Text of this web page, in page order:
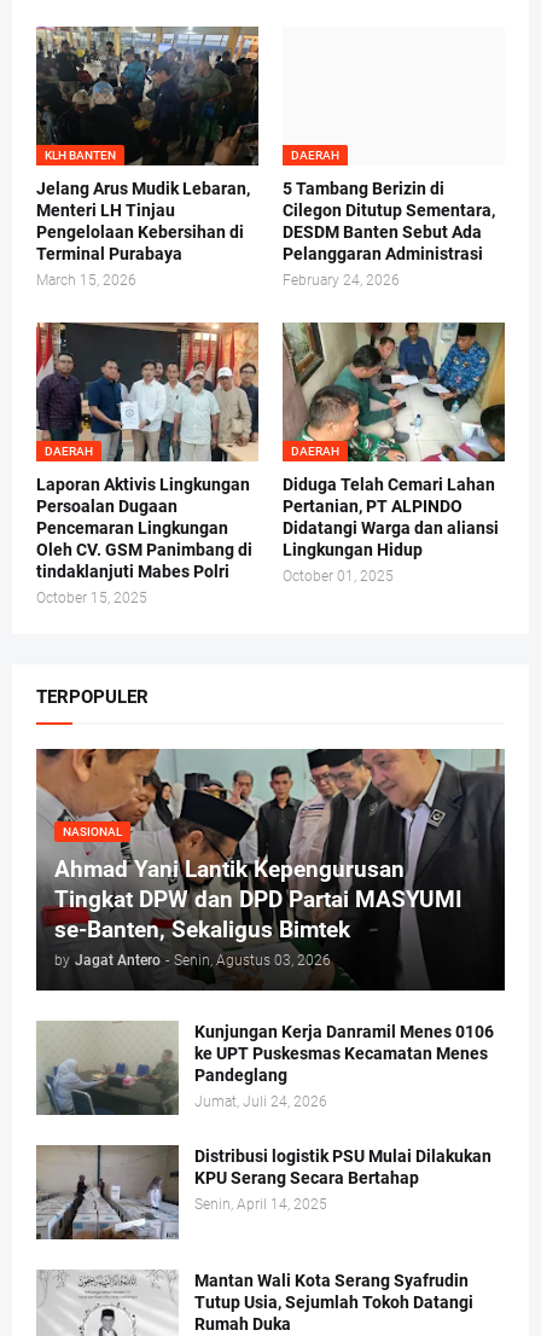
KLH BANTEN
Jelang Arus Mudik Lebaran,
Menteri LH Tinjau
Pengelolaan Kebersihan di
Terminal Purabaya
March 15, 2026
DAERAH
5 Tambang Berizin di
Cilegon Ditutup Sementara,
DESDM Banten Sebut Ada
Pelanggaran Administrasi
February 24, 2026
DAERAH
Laporan Aktivis Lingkungan
Persoalan Dugaan
Pencemaran Lingkungan
Oleh CV. GSM Panimbang di
tindaklanjuti Mabes Polri
October 15, 2025
DAERAH
Diduga Telah Cemari Lahan
Pertanian, PT ALPINDO
Didatangi Warga dan aliansi
Lingkungan Hidup
October 01, 2025
TERPOPULER
NASIONAL
Ahmad Yani Lantik Kepengurusan
Tingkat DPW dan DPD Partai MASYUMI
se-Banten, Sekaligus Bimtek
by Jagat Antero - Senin, Agustus 03, 2026
Kunjungan Kerja Danramil Menes 0106
ke UPT Puskesmas Kecamatan Menes
Pandeglang
Jumat, Juli 24, 2026
Distribusi logistik PSU Mulai Dilakukan
KPU Serang Secara Bertahap
Senin, April 14, 2025
Mantan Wali Kota Serang Syafrudin
Tutup Usia, Sejumlah Tokoh Datangi
Rumah Duka